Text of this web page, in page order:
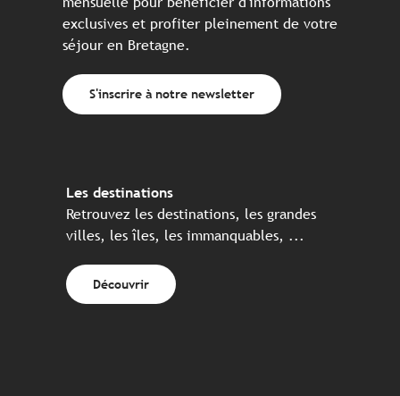
exclusives et profiter pleinement de votre
séjour en Bretagne.
S'inscrire à notre newsletter
Les destinations
Retrouvez les destinations, les grandes
villes, les îles, les immanquables, ...
Découvrir